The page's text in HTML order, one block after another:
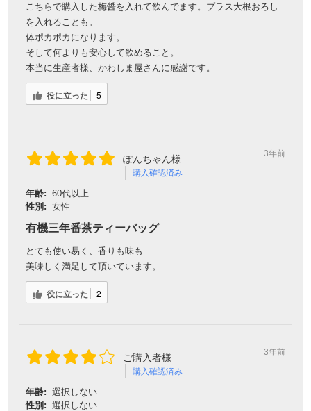
こちらで購入した梅醤を入れて飲んでます。プラス大根おろし
を入れることも。
体ポカポカになります。
そして何よりも安心して飲めること。
本当に生産者様、かわしま屋さんに感謝です。
役に立った 5
ぽんちゃん様
購入確認済み
3年前
年齢: 60代以上
性別: 女性
有機三年番茶ティーバッグ
とても使い易く、香りも味も
美味しく満足して頂いています。
役に立った 2
ご購入者様
購入確認済み
3年前
年齢: 選択しない
性別: 選択しない